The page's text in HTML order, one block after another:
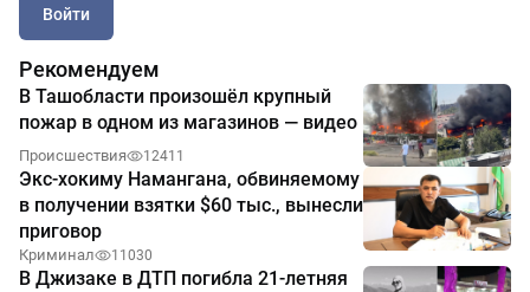
Войти
Рекомендуем
В Ташобласти произошёл крупный
пожар в одном из магазинов — видео
Происшествия 12411
Экс-хокиму Намангана, обвиняемому
в получении взятки $60 тыс., вынесли
приговор
Криминал 11030
В Джизаке в ДТП погибла 21-летняя